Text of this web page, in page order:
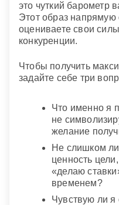
это чуткий барометр
Этот образ напрямую
оцениваете свои
конкуренции.
Чтобы получить
задайте себе три
Что именно я
не
желание
Не слишком
ценность
«делаю
временем?
Чувствую ли я